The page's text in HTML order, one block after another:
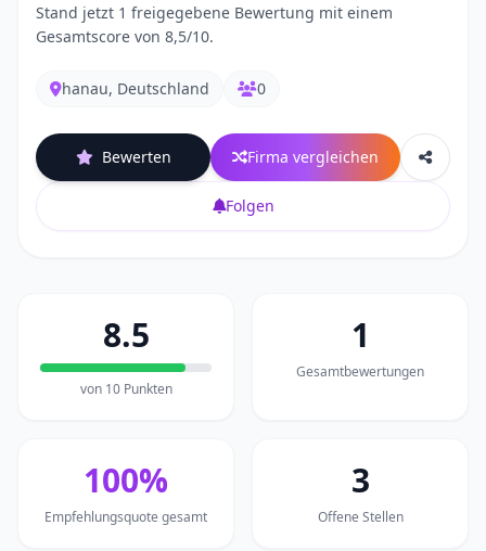
Stand jetzt 1 freigegebene Bewertung mit einem
Gesamtscore von 8,5/10.
hanau, Deutschland 0
Bewerten Firma vergleichen
Folgen
8.5
von 10 Punkten
1
Gesamtbewertungen
100%
Empfehlungsquote gesamt
3
Offene Stellen